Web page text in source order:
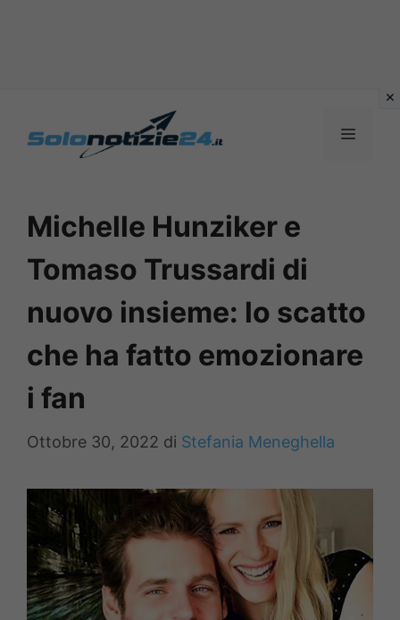
MENU
Michelle Hunziker e
Tomaso Trussardi di
nuovo insieme: lo scatto
che ha fatto emozionare
i fan
Ottobre 30, 2022 di Stefania Meneghella